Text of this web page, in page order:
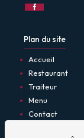
Plan du site
Accueil
Restaurant
Traiteur
Menu
Contact